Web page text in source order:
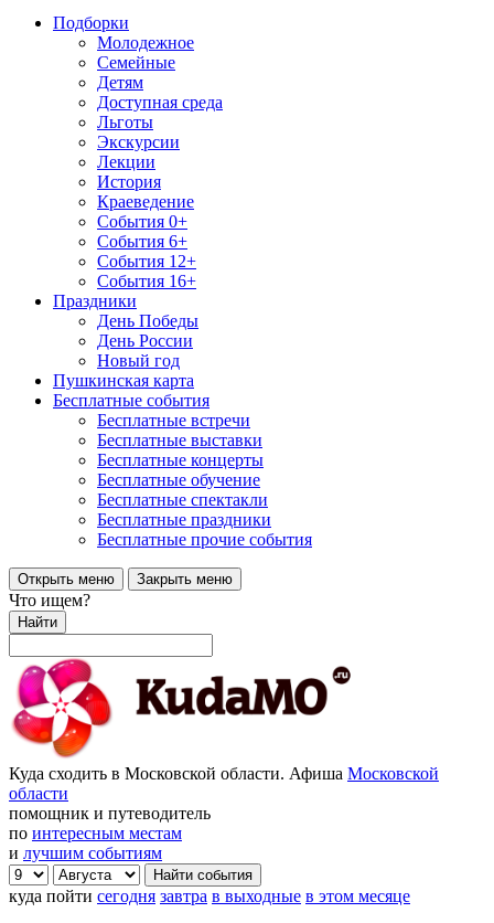
Подборки
Молодежное
Семейные
Детям
Доступная среда
Льготы
Экскурсии
Лекции
История
Краеведение
События 0+
События 6+
События 12+
События 16+
Праздники
День Победы
День России
Новый год
Пушкинская карта
Бесплатные события
Бесплатные встречи
Бесплатные выставки
Бесплатные концерты
Бесплатные обучение
Бесплатные спектакли
Бесплатные праздники
Бесплатные прочие события
Открыть меню Закрыть меню
Что ищем?
Найти
Куда сходить в Московской области. Афиша Московской
области
помощник и путеводитель
по интересным местам
и лучшим событиям
куда пойти сегодня завтра в выходные в этом месяце